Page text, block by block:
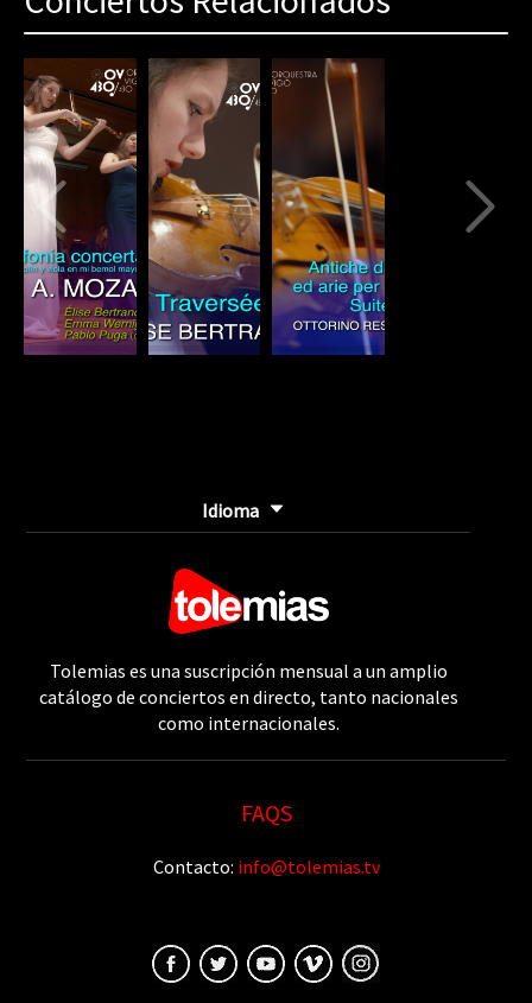
(danger)
Idioma
Tolemias es una suscripción mensual a un amplio
catálogo de conciertos en directo, tanto nacionales
como internacionales.
FAQS
Contacto: info@tolemias.tv